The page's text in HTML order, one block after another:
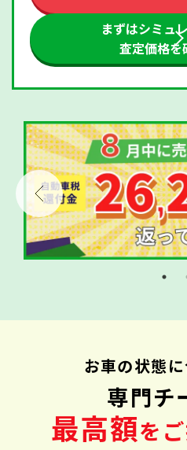
まずはシミュ
査定価格を
お車の状態に
専門チ
最高額を